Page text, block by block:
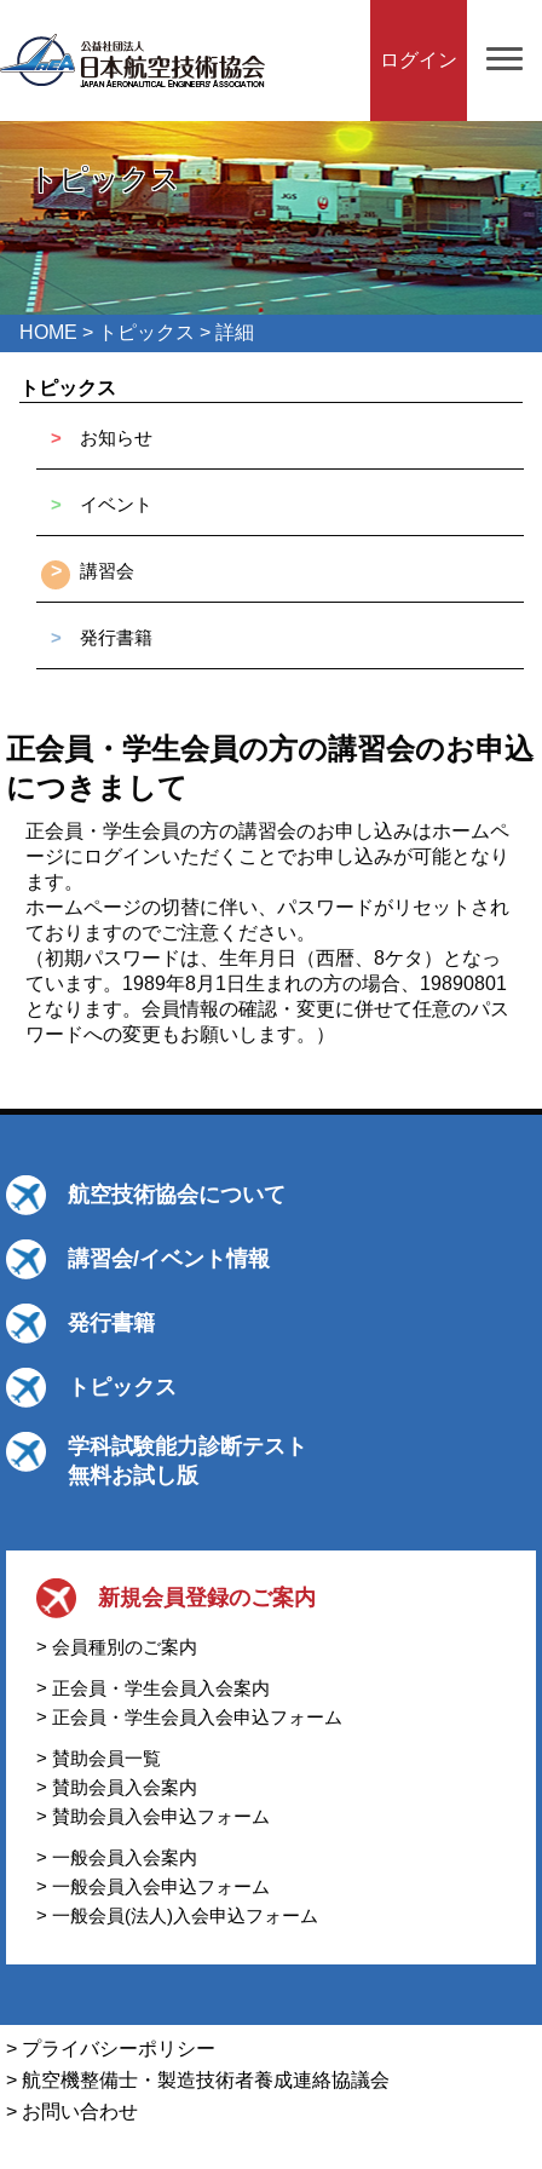
ログイン
トピックス
HOME > トピックス > 詳細
トピックス
> お知らせ
> イベント
> 講習会
> 発行書籍
正会員・学生会員の方の講習会のお申込
につきまして
正会員・学生会員の方の講習会のお申し込みはホームペ
ージにログインいただくことでお申し込みが可能となり
ます。
ホームページの切替に伴い、パスワードがリセットされ
ておりますのでご注意ください。
（初期パスワードは、生年月日（西暦、8ケタ）となっ
ています。1989年8月1日生まれの方の場合、19890801
となります。会員情報の確認・変更に併せて任意のパス
ワードへの変更もお願いします。）
航空技術協会について
講習会/イベント情報
発行書籍
トピックス
学科試験能力診断テスト
無料お試し版
新規会員登録のご案内
> 会員種別のご案内
> 正会員・学生会員入会案内
> 正会員・学生会員入会申込フォーム
> 賛助会員一覧
> 賛助会員入会案内
> 賛助会員入会申込フォーム
> 一般会員入会案内
> 一般会員入会申込フォーム
> 一般会員(法人)入会申込フォーム
> プライバシーポリシー
> 航空機整備士・製造技術者養成連絡協議会
> お問い合わせ